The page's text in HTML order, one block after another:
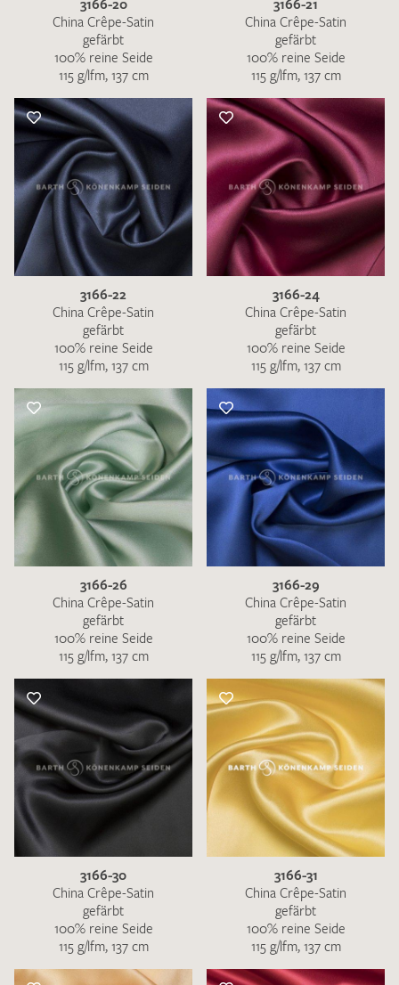
3166-20
China Crêpe-Satin
gefärbt
100% reine Seide
115 g/lfm, 137 cm
3166-21
China Crêpe-Satin
gefärbt
100% reine Seide
115 g/lfm, 137 cm
3166-22
China Crêpe-Satin
gefärbt
100% reine Seide
115 g/lfm, 137 cm
3166-24
China Crêpe-Satin
gefärbt
100% reine Seide
115 g/lfm, 137 cm
3166-26
China Crêpe-Satin
gefärbt
100% reine Seide
115 g/lfm, 137 cm
3166-29
China Crêpe-Satin
gefärbt
100% reine Seide
115 g/lfm, 137 cm
3166-30
China Crêpe-Satin
gefärbt
100% reine Seide
115 g/lfm, 137 cm
3166-31
China Crêpe-Satin
gefärbt
100% reine Seide
115 g/lfm, 137 cm